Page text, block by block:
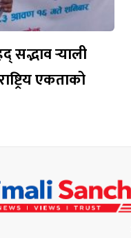
सद्भाव र्‍याली
एकताको